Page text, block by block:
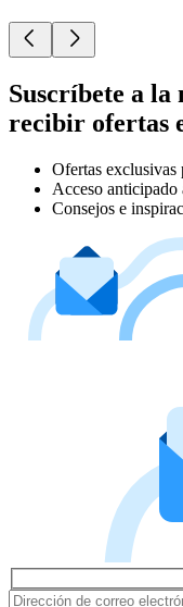
Suscríbete a la
recibir ofertas
Ofertas exclusivas
Acceso anticipado
Consejos e